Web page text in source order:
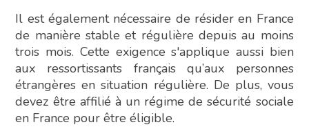
Il est également nécessaire de résider en France
de manière stable et régulière depuis au moins
trois mois. Cette exigence s'applique aussi bien
aux ressortissants français qu’aux personnes
étrangères en situation régulière. De plus, vous
devez être affilié à un régime de sécurité sociale
en France pour être éligible.